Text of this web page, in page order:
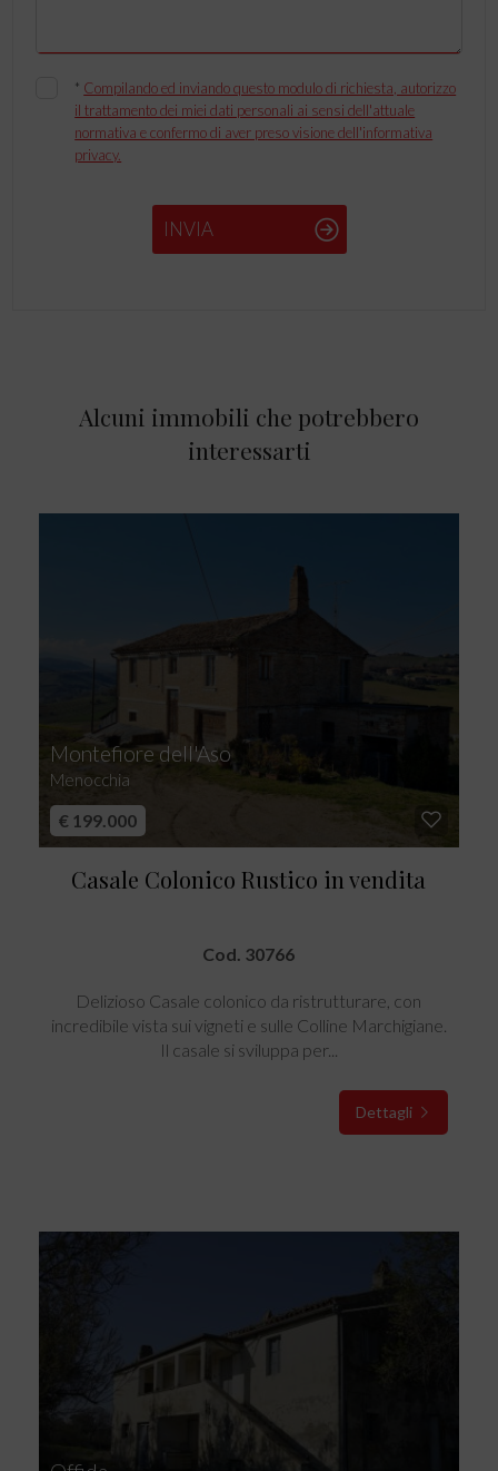
* Compilando ed inviando questo modulo di richiesta, autorizzo
il trattamento dei miei dati personali ai sensi dell'attuale
normativa e confermo di aver preso visione dell'informativa
privacy.
INVIA
Alcuni immobili che potrebbero
interessarti
Montefiore dell'Aso
Menocchia
€ 199.000
Casale Colonico Rustico in vendita
Cod. 30766
Delizioso Casale colonico da ristrutturare, con
incredibile vista sui vigneti e sulle Colline Marchigiane.
Il casale si sviluppa per...
Dettagli